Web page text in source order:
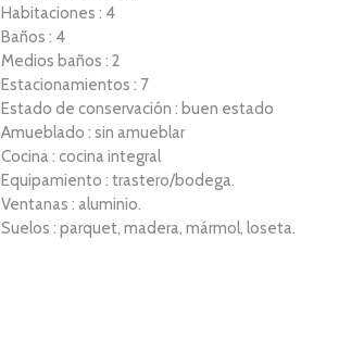
Habitaciones : 4
Baños : 4
Medios baños : 2
Estacionamientos : 7
Estado de conservación : buen estado
Amueblado : sin amueblar
Cocina : cocina integral
Equipamiento : trastero/bodega.
Ventanas : aluminio.
Suelos : parquet, madera, mármol, loseta.